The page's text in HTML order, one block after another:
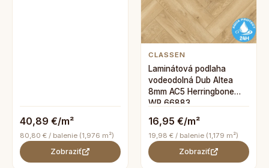
40,89 €/m²
80,80 € / balenie (1,976 m²)
Zobraziť
CLASSEN
Laminátová podlaha
vodeodolná Dub Altea
8mm AC5 Herringbone
WR 66883
16,95 €/m²
19,98 € / balenie (1,179 m²)
Zobraziť